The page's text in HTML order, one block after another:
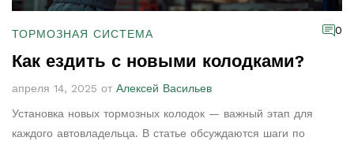
ТОРМОЗНАЯ СИСТЕМА 0
Как ездить с новыми колодками?
апреля 14, 2025 от Алексей Васильев
Установка новых тормозных колодок — важный этап для
каждого автовладельца. В статье обсуждаются шаги по